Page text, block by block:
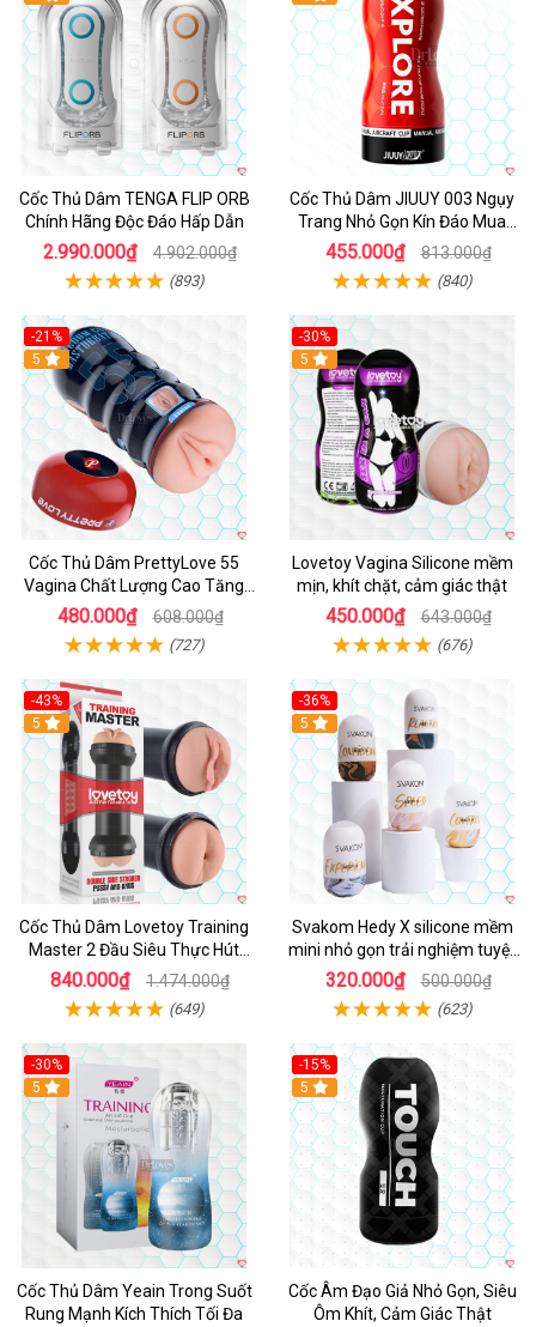
Cốc Thủ Dâm TENGA FLIP ORB
Chính Hãng Độc Đáo Hấp Dẫn
2.990.000₫ 4.902.000₫
(893)
Cốc Thủ Dâm JIUUY 003 Ngụy
Trang Nhỏ Gọn Kín Đáo Mua
Ngay
455.000₫ 813.000₫
(840)
-21%
Hot
5
Cốc Thủ Dâm PrettyLove 55
Vagina Chất Lượng Cao Tăng
Khoái Cảm
480.000₫ 608.000₫
(727)
-30%
Hot
5
Lovetoy Vagina Silicone mềm
mịn, khít chặt, cảm giác thật
450.000₫ 643.000₫
(676)
-43%
Hot
5
Cốc Thủ Dâm Lovetoy Training
Master 2 Đầu Siêu Thực Hút
Mạnh
840.000₫ 1.474.000₫
(649)
-36%
Hot
5
Svakom Hedy X silicone mềm
mini nhỏ gọn trải nghiệm tuyệt
vời
320.000₫ 500.000₫
(623)
-30%
Hot
5
Cốc Thủ Dâm Yeain Trong Suốt
Rung Mạnh Kích Thích Tối Đa
-15%
5
Cốc Âm Đạo Giả Nhỏ Gọn, Siêu
Ôm Khít, Cảm Giác Thật